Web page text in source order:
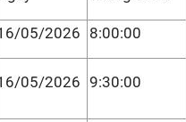
05/2026 8:00:00
05/2026 9:30:00